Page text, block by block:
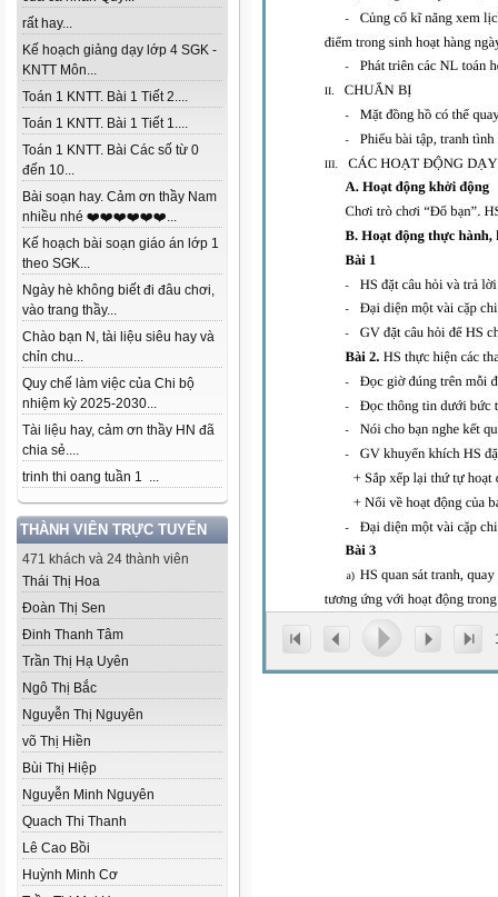
rất hay...
Kế hoạch giảng dạy lớp 4 SGK -
KNTT Môn...
Toán 1 KNTT. Bài 1 Tiết 2....
Toán 1 KNTT. Bài 1 Tiết 1....
Toán 1 KNTT. Bài Các số từ 0
đến 10...
Bài soạn hay. Cảm ơn thầy Nam
nhiều nhé ❤️❤️❤️❤️❤️❤️...
Kế hoạch bài soạn giáo án lớp 1
theo SGK...
Ngày hè không biết đi đâu chơi,
vào trang thầy...
Chào bạn N, tài liệu siêu hay và
chỉn chu...
Quy chế làm việc của Chi bộ
nhiệm kỳ 2025-2030...
Tài liệu hay, cảm ơn thầy HN đã
chia sẻ....
trinh thi oang tuần 1 ...
THÀNH VIÊN TRỰC TUYẾN
471 khách và 24 thành viên
Thái Thị Hoa
Đoàn Thị Sen
Đinh Thanh Tâm
Trần Thị Hạ Uyên
Ngô Thị Bắc
Nguyễn Thị Nguyên
võ Thị Hiền
Bùi Thị Hiệp
Nguyễn Minh Nguyên
Quach Thi Thanh
Lê Cao Bồi
Huỳnh Minh Cơ